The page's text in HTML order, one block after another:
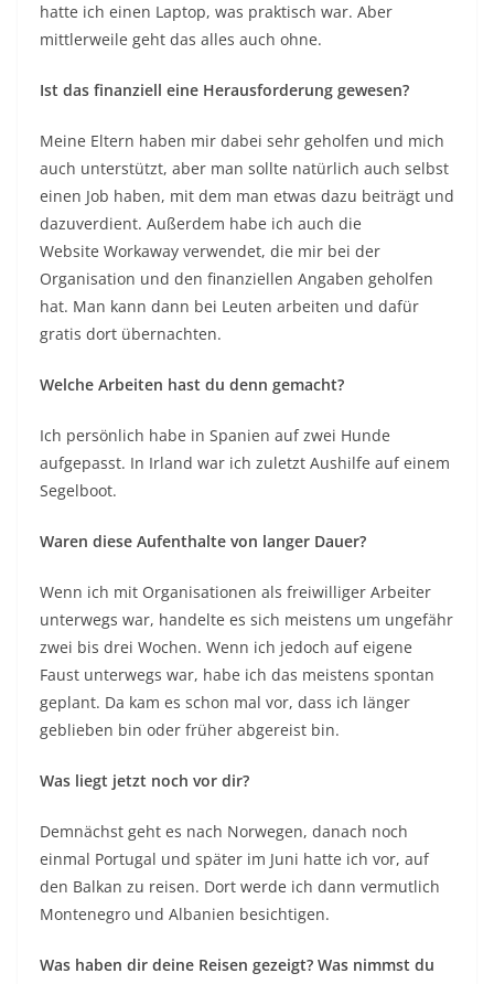
hatte ich einen Laptop, was praktisch war. Aber
mittlerweile geht das alles auch ohne.
Ist das finanziell eine Herausforderung gewesen?
Meine Eltern haben mir dabei sehr geholfen und mich
auch unterstützt, aber man sollte natürlich auch selbst
einen Job haben, mit dem man etwas dazu beiträgt und
dazuverdient. Außerdem habe ich auch die
Website Workaway verwendet, die mir bei der
Organisation und den finanziellen Angaben geholfen
hat. Man kann dann bei Leuten arbeiten und dafür
gratis dort übernachten.
Welche Arbeiten hast du denn gemacht?
Ich persönlich habe in Spanien auf zwei Hunde
aufgepasst. In Irland war ich zuletzt Aushilfe auf einem
Segelboot.
Waren diese Aufenthalte von langer Dauer?
Wenn ich mit Organisationen als freiwilliger Arbeiter
unterwegs war, handelte es sich meistens um ungefähr
zwei bis drei Wochen. Wenn ich jedoch auf eigene
Faust unterwegs war, habe ich das meistens spontan
geplant. Da kam es schon mal vor, dass ich länger
geblieben bin oder früher abgereist bin.
Was liegt jetzt noch vor dir?
Demnächst geht es nach Norwegen, danach noch
einmal Portugal und später im Juni hatte ich vor, auf
den Balkan zu reisen. Dort werde ich dann vermutlich
Montenegro und Albanien besichtigen.
Was haben dir deine Reisen gezeigt? Was nimmst du